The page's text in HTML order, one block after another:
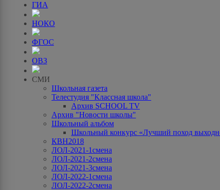
ГИА
НОКО
ФГОС
ОВЗ
СМИ
Школьная газета
Телестудия "Классная школа"
Архив SCHOOL TV
Архив "Новости школы"
Школьный альбом
Школьный конкурс «Лучший поход
КВН2018
ЛОЛ-2021-1смена
ЛОЛ-2021-2смена
ЛОЛ-2021-3смена
ЛОЛ-2022-1смена
ЛОЛ-2022-2смена